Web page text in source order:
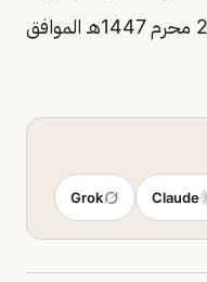
لاستقبال الطلبات هو يوم الاثنين 26 محرم 1447هـ الموافق
Claude
Grok